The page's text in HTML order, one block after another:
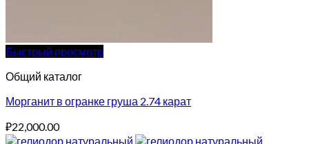
Быстрый просмотр
Общий каталог
Морганит в огранке груша 2.74 карат
₽22,000.00